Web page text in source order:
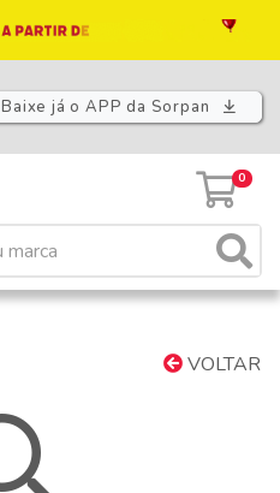
Baixe já o APP da Sorpan
0
VOLTAR